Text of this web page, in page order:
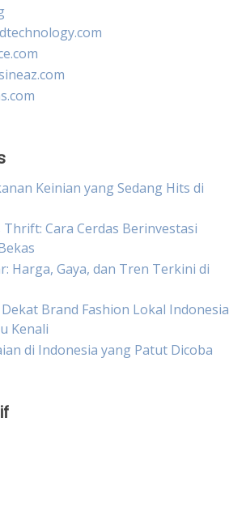
Keinian yang Sedang Hits di
Cara Cerdas Berinvestasi
Harga, Gaya, dan Tren Terkini di
Brand Fashion Lokal Indonesia
Kenali
di Indonesia yang Patut Dicoba